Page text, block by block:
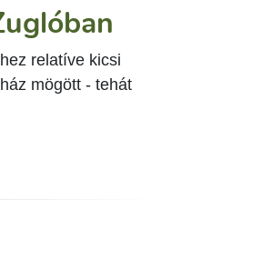
relatíve kicsi
mögött - tehát